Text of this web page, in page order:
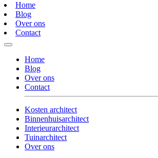
Home
Blog
Over ons
Contact
Home
Blog
Over ons
Contact
Kosten architect
Binnenhuisarchitect
Interieurarchitect
Tuinarchitect
Over ons